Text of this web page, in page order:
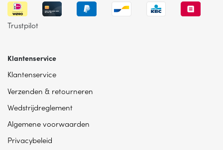
Trustpilot
Klantenservice
Klantenservice
Verzenden & retourneren
Wedstrijdreglement
Algemene voorwaarden
Privacybeleid